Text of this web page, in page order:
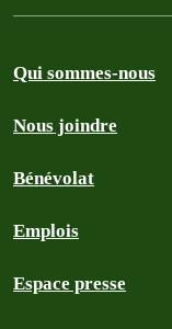
Qui sommes-nous
Nous joindre
Bénévolat
Emplois
Espace presse